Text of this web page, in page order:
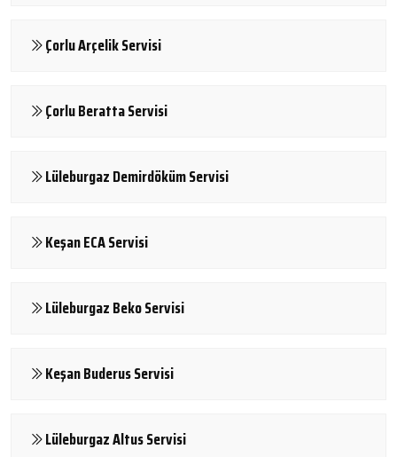
Çorlu Arçelik Servisi
Çorlu Beratta Servisi
Lüleburgaz Demirdöküm Servisi
Keşan ECA Servisi
Lüleburgaz Beko Servisi
Keşan Buderus Servisi
Lüleburgaz Altus Servisi